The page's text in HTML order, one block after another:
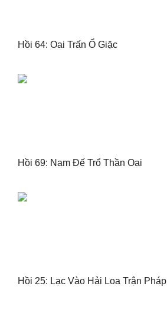
Hồi 64: Oai Trấn Ổ Giặc
Hồi 69: Nam Đế Trổ Thần Oai
Hồi 25: Lạc Vào Hải Loa Trận Pháp